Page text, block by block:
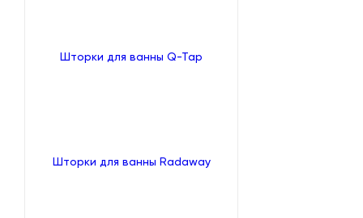
Шторки для ванны Q-Tap
Шторки для ванны Radaway